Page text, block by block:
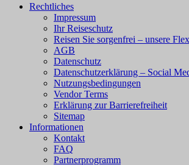
Rechtliches
Impressum
Ihr Reiseschutz
Reisen Sie sorgenfrei – unsere
AGB
Datenschutz
Datenschutzerklärung – Social
Nutzungsbedingungen
Vendor Terms
Erklärung zur Barrierefreiheit
Sitemap
Informationen
Kontakt
FAQ
Partnerprogramm